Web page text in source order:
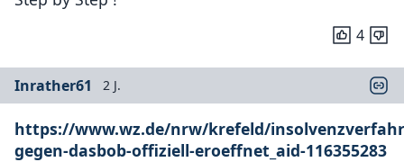
4
Inrather61 2 J.
https://www.wz.de/nrw/krefeld/
gegen-dasbob-offiziell-eroeffnet_aid-116355283